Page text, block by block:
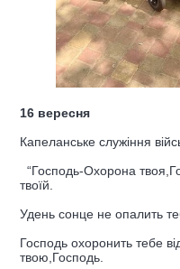
16 вересня
Капеланське служіння
“Господь-Охорона
твоїй.
Удень сонце не опалить
Господь охоронить тебе
твою,Господь.